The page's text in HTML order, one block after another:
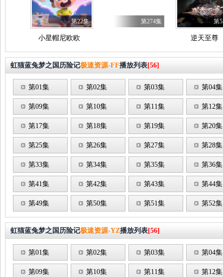
小星帽尼欧欧
第22集 第274集
逆天至尊
第
虹猫蓝兔梦之国历险记极速资源-FF播放列表[56]
第01集 第02集 第03集 第04集
第09集 第10集 第11集 第12集
第17集 第18集 第19集 第20集
第25集 第26集 第27集 第28集
第33集 第34集 第35集 第36集
第41集 第42集 第43集 第44集
第49集 第50集 第51集 第52集
虹猫蓝兔梦之国历险记极速资源-YZ播放列表[56]
第01集 第02集 第03集 第04集
第09集 第10集 第11集 第12集